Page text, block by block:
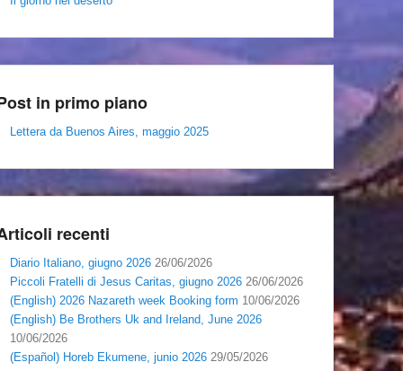
in primo piano
Lettera da Buenos Aires, maggio 2025
recenti
Diario Italiano, giugno 2026 26/06/2026
Piccoli Fratelli di Jesus Caritas, giugno 2026 26/06/2026
(English) 2026 Nazareth week Booking form 10/06/2026
(English) Be Brothers Uk and Ireland, June 2026
10/06/2026
(Español) Horeb Ekumene, junio 2026 29/05/2026